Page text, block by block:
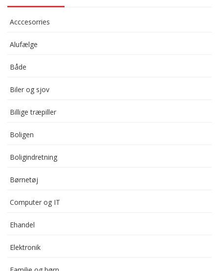
Acccesorries
Alufælge
Både
Biler og sjov
Billige træpiller
Boligen
Boligindretning
Børnetøj
Computer og IT
Ehandel
Elektronik